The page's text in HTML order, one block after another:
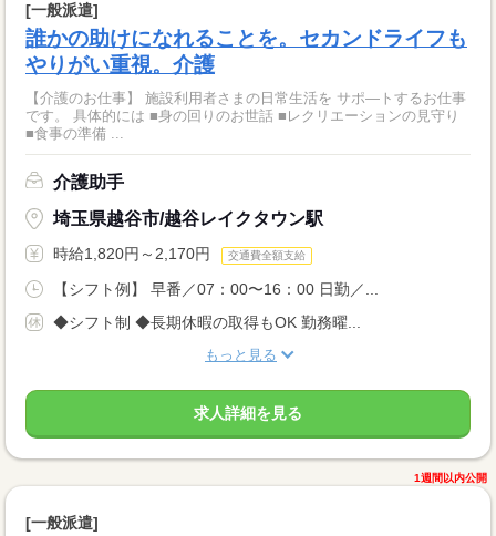
[一般派遣]
誰かの助けになれることを。セカンドライフも
やりがい重視。介護
【介護のお仕事】 施設利用者さまの日常生活を サポ―トするお仕事
です。 具体的には ■身の回りのお世話 ■レクリエーションの見守り
■食事の準備 ...
介護助手
埼玉県越谷市/越谷レイクタウン駅
時給1,820円～2,170円 交通費全額支給
【シフト例】 早番／07：00〜16：00 日勤／...
◆シフト制 ◆長期休暇の取得もOK 勤務曜...
もっと見る
求人詳細を見る
1週間以内公開
[一般派遣]